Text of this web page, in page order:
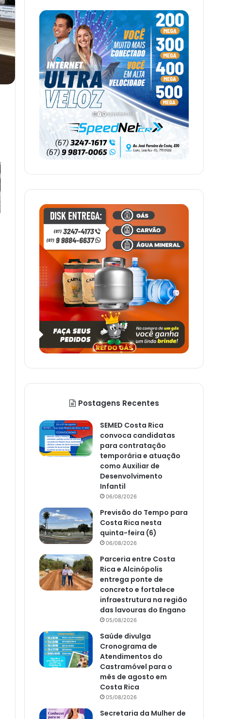
Postagens Recentes
SEMED Costa Rica
convoca candidatas
para contratação
temporária e atuação
como Auxiliar de
Desenvolvimento
Infantil
06/08/2026
Previsão do Tempo para
Costa Rica nesta
quinta-feira (6)
06/08/2026
Parceria entre Costa
Rica e Alcinópolis
entrega ponte de
concreto e fortalece
infraestrutura na região
das lavouras do Engano
05/08/2026
Saúde divulga
Cronograma de
Atendimentos do
Castramóvel para o
mês de agosto em
Costa Rica
05/08/2026
Secretaria da Mulher de